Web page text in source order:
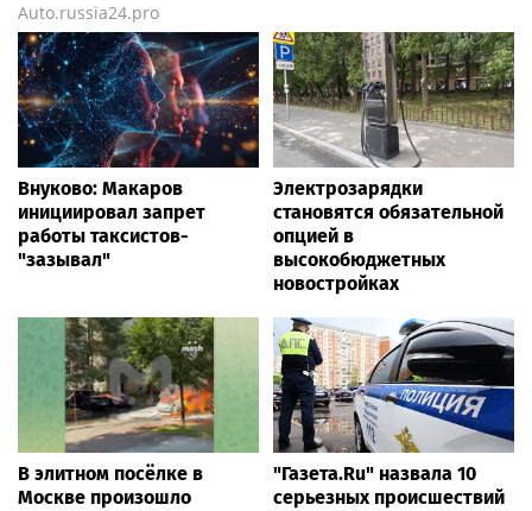
Auto.russia24.pro
Внуково: Макаров
инициировал запрет
работы таксистов-
"зазывал"
Электрозарядки
становятся обязательной
опцией в
высокобюджетных
новостройках
В элитном посёлке в
Москве произошло
"Газета.Ru" назвала 10
серьезных происшествий